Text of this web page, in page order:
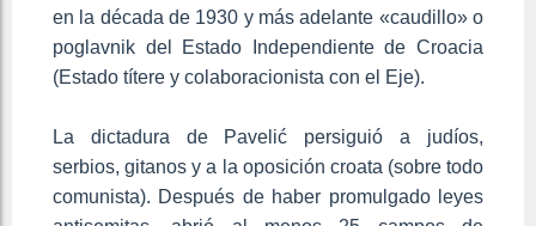
en la década de 1930 y más adelante «caudillo» o
poglavnik del Estado Independiente de Croacia
(Estado títere y colaboracionista con el Eje).
La dictadura de Pavelić persiguió a judíos,
serbios, gitanos y a la oposición croata (sobre todo
comunista). Después de haber promulgado leyes